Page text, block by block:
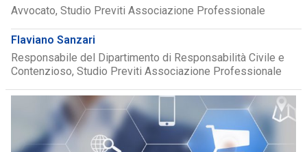
Avvocato, Studio Previti Associazione Professionale
Flaviano Sanzari
Responsabile del Dipartimento di Responsabilità Civile e
Contenzioso, Studio Previti Associazione Professionale